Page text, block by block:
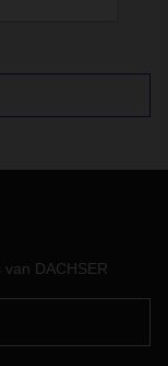
DACHSER